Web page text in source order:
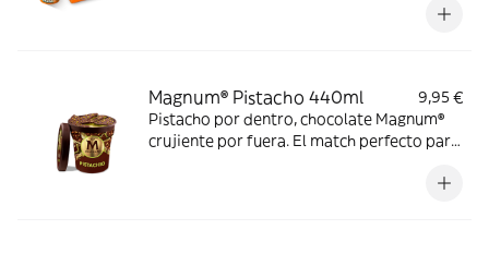
Magnum® Pistacho 440ml
9,95 €
Pistacho por dentro, chocolate Magnum®
crujiente por fuera. El match perfecto para